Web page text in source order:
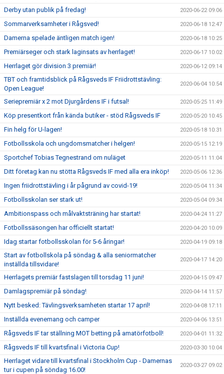
Derby utan publik på fredag! 2020-06-22 09:06
Sommarverksamheter i Rågsved! 2020-06-18 12:47
Damerna spelade äntligen match igen! 2020-06-18 10:25
Premiärseger och stark laginsats av herrlaget! 2020-06-17 10:02
Herrlaget gör division 3 premiär! 2020-06-12 09:14
TBT och framtidsblick på Rågsveds IF Friidrottstävling:
Open League!
2020-06-04 10:54
Seriepremiär x 2 mot Djurgårdens IF i futsal! 2020-05-25 11:49
Köp presentkort från kända butiker - stöd Rågsveds IF 2020-05-20 10:45
Fin helg för U-lagen! 2020-05-18 10:31
Fotbollsskola och ungdomsmatcher i helgen! 2020-05-15 12:19
Sportchef Tobias Tegnestrand om nuläget 2020-05-11 11:04
Ditt företag kan nu stötta Rågsveds IF med alla era inköp! 2020-05-06 12:36
Ingen friidrottstävling i år pågrund av covid-19! 2020-05-04 11:34
Fotbollsskolan ser stark ut! 2020-05-04 09:34
Ambitionspass och målvaktsträning har startat! 2020-04-24 11:27
Fotbollssäsongen har officiellt startat! 2020-04-20 10:09
Idag startar fotbollsskolan för 5-6 åringar! 2020-04-19 09:18
Start av fotbollskola på söndag & alla seniormatcher
inställda tillsvidare!
2020-04-17 14:20
Herrlagets premiär fastslagen till torsdag 11 juni! 2020-04-15 09:47
Damlagspremiär på söndag! 2020-04-14 11:57
Nytt besked: Tävlingsverksamheten startar 17 april! 2020-04-08 17:11
Inställda evenemang och camper 2020-04-06 13:51
Rågsveds IF tar ställning MOT betting på amatörfotboll! 2020-04-01 11:32
Rågsveds IF till kvartsfinal i Victoria Cup! 2020-03-30 10:04
Herrlaget vidare till kvartsfinal i Stockholm Cup - Damernas
tur i cupen på söndag 16.00!
2020-03-27 09:02